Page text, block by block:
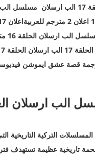
الحلقة 16 مترجمة مشاهدة مسلسل الب ارسلان الحلقة 17 مترجمة
أحداث الحلقة 17 من مسلسل الب
التركية التاريخية
تاريخية عظيمة تستهدف